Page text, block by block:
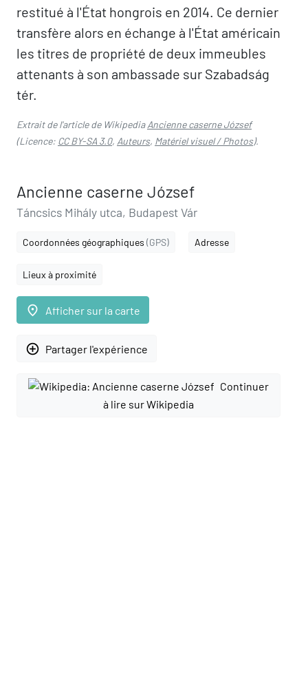
restitué à l'État hongrois en 2014. Ce dernier
transfère alors en échange à l'État américain
les titres de propriété de deux immeubles
attenants à son ambassade sur Szabadság
tér.
Extrait de l'article de WikipediaAncienne caserne József
(Licence: CC BY-SA 3.0, Auteurs, Matériel visuel / Photos).
Ancienne caserne József
Táncsics Mihály utca, Budapest Vár
Coordonnées géographiques (GPS) Adresse
Lieux à proximité
place Afficher sur la carte
add_circle_outline Partager l'expérience
Continuer
à lire sur Wikipedia